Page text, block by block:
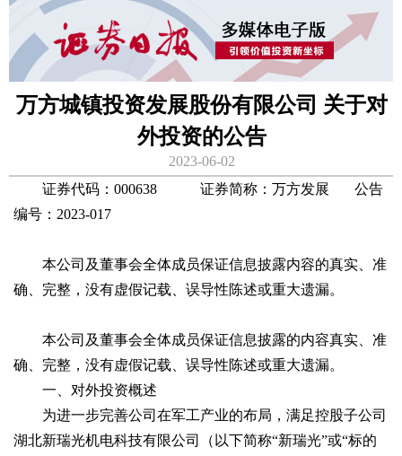
万方城镇投资发展股份有限公司 关于对
外投资的公告
2023-06-02
证券代码：000638 证券简称：万方发展 公告
编号：2023-017
本公司及董事会全体成员保证信息披露内容的真实、准
确、完整，没有虚假记载、误导性陈述或重大遗漏。
本公司及董事会全体成员保证信息披露的内容真实、准
确、完整，没有虚假记载、误导性陈述或重大遗漏。
一、对外投资概述
为进一步完善公司在军工产业的布局，满足控股子公司
湖北新瑞光机电科技有限公司（以下简称“新瑞光”或“标的